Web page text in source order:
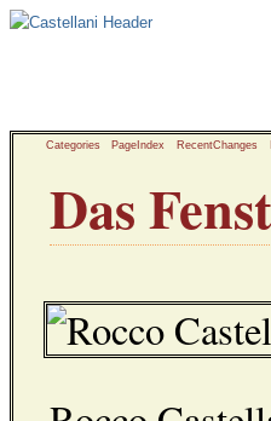
Categories PageIndex RecentChanges
Das